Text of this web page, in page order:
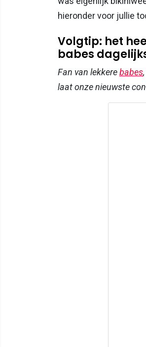
hieronder voor jullie
Volgtip: het
babes
Fan van lekkerebabes
laat onze nieuwste